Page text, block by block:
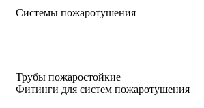
Системы пожаротушения
Трубы пожаростойкие
Фитинги для систем пожаротушения